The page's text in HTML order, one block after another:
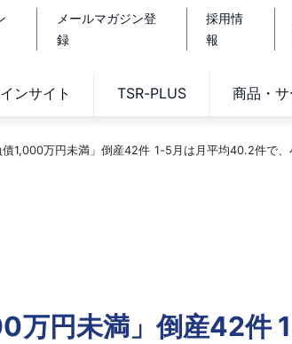
メールマガジン登
録
採用情
報
ンサイト TSR-PLUS 商品・
1,000万円未満」倒産42件 1-5月は月平均40.2件で、
万円未満」倒産42件